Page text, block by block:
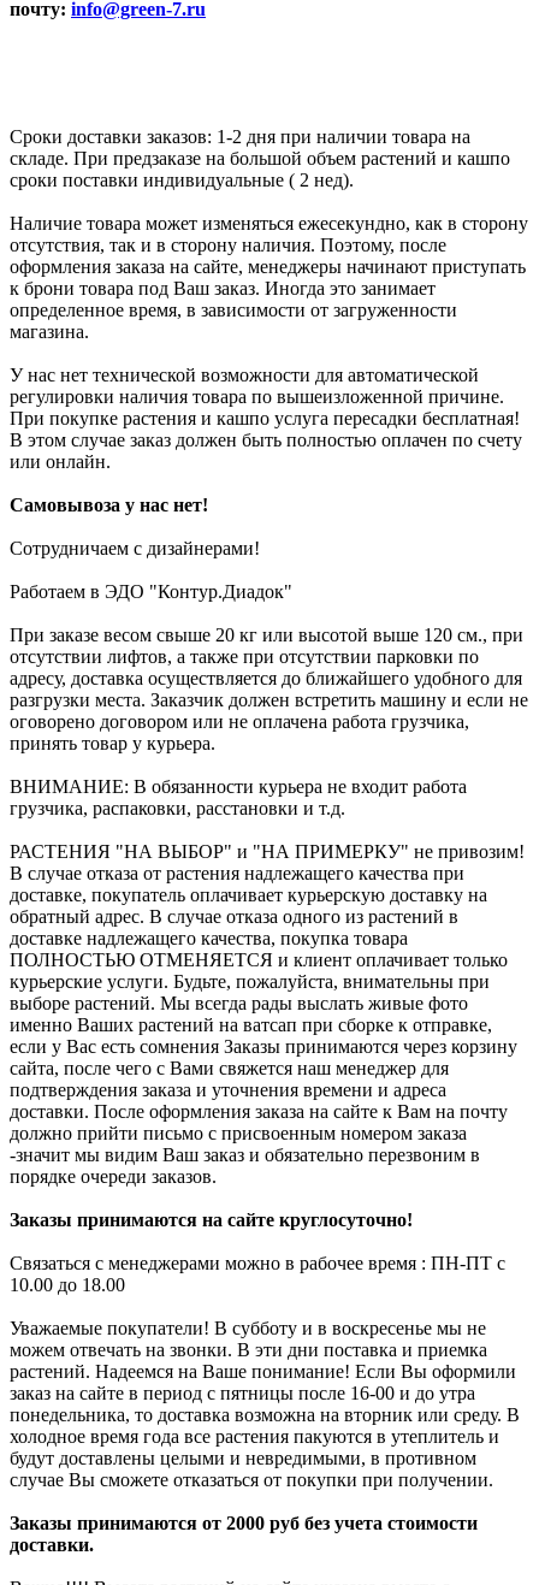
почту: info@green-7.ru
Сроки доставки заказов: 1-2 дня при наличии товара на
складе. При предзаказе на большой объем растений и кашпо
сроки поставки индивидуальные ( 2 нед).
Наличие товара может изменяться ежесекундно, как в сторону
отсутствия, так и в сторону наличия. Поэтому, после
оформления заказа на сайте, менеджеры начинают приступать
к брони товара под Ваш заказ. Иногда это занимает
определенное время, в зависимости от загруженности
магазина.
У нас нет технической возможности для автоматической
регулировки наличия товара по вышеизложенной причине.
При покупке растения и кашпо услуга пересадки бесплатная!
В этом случае заказ должен быть полностью оплачен по счету
или онлайн.
Самовывоза у нас нет!
Сотрудничаем с дизайнерами!
Работаем в ЭДО "Контур.Диадок"
При заказе весом свыше 20 кг или высотой выше 120 см., при
отсутствии лифтов, а также при отсутствии парковки по
адресу, доставка осуществляется до ближайшего удобного для
разгрузки места. Заказчик должен встретить машину и если не
оговорено договором или не оплачена работа грузчика,
принять товар у курьера.
ВНИМАНИЕ: В обязанности курьера не входит работа
грузчика, распаковки, расстановки и т.д.
РАСТЕНИЯ "НА ВЫБОР" и "НА ПРИМЕРКУ" не привозим!
В случае отказа от растения надлежащего качества при
доставке, покупатель оплачивает курьерскую доставку на
обратный адрес. В случае отказа одного из растений в
доставке надлежащего качества, покупка товара
ПОЛНОСТЬЮ ОТМЕНЯЕТСЯ и клиент оплачивает только
курьерские услуги. Будьте, пожалуйста, внимательны при
выборе растений. Мы всегда рады выслать живые фото
именно Ваших растений на ватсап при сборке к отправке,
если у Вас есть сомнения Заказы принимаются через корзину
сайта, после чего с Вами свяжется наш менеджер для
подтверждения заказа и уточнения времени и адреса
доставки. После оформления заказа на сайте к Вам на почту
должно прийти письмо с присвоенным номером заказа
-значит мы видим Ваш заказ и обязательно перезвоним в
порядке очереди заказов.
Заказы принимаются на сайте круглосуточно!
Связаться с менеджерами можно в рабочее время : ПН-ПТ с
10.00 до 18.00
Уважаемые покупатели! В субботу и в воскресенье мы не
можем отвечать на звонки. В эти дни поставка и приемка
растений. Надеемся на Ваше понимание! Если Вы оформили
заказ на сайте в период с пятницы после 16-00 и до утра
понедельника, то доставка возможна на вторник или среду. В
холодное время года все растения пакуются в утеплитель и
будут доставлены целыми и невредимыми, в противном
случае Вы сможете отказаться от покупки при получении.
Заказы принимаются от 2000 руб без учета стоимости
доставки.